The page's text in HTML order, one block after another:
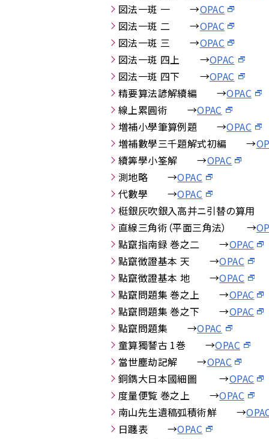
図法一斑 一 →OPAC
図法一斑 二 →OPAC
図法一斑 三 →OPAC
図法一斑 四上 →OPAC
図法一斑 四下 →OPAC
精要算法諺解續編 →OPAC
線上累圓術 →OPAC
増補小學筆算例題 →OPAC
増補數學三千題解式初編 →
續筭學小筌解 →OPAC
測地略 →OPAC
代數學 →OPAC
梃銀灰吹銀入高并ニ引替の算
直線三角術（平面三角法） →
點竄指南録 巻之二 →OPAC
點竄徴證基本 天 →OPAC
點竄徴證基本 地 →OPAC
點竄問題集 巻之上 →OPAC
點竄問題集 巻之下 →OPAC
點竄問題集 →OPAC
童算獨諬古 1巻 →OPAC
當世塵劫記解 →OPAC
銅鐫大日本國細圖 →OPAC
度量便覧 巻之上 →OPAC
南山先生遺稿弧積術觧 →
日躔表 →OPAC